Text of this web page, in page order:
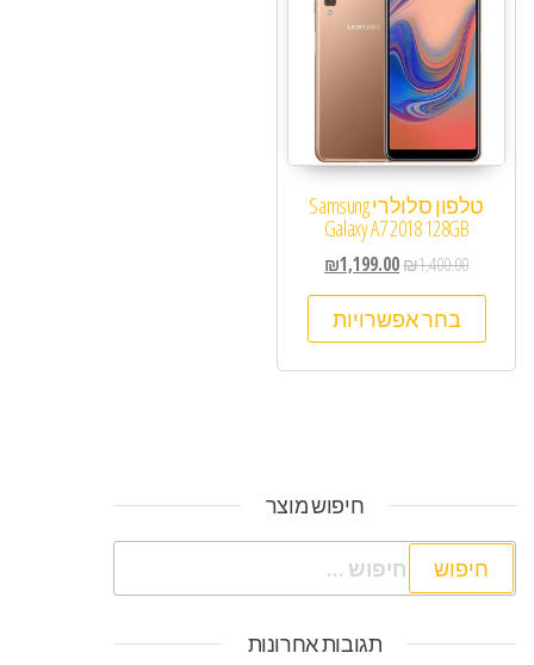
טלפון סלולרי Samsung
Galaxy A7 2018 128GB
₪1,400.00
₪1,199.00
בחר אפשרויות
חיפוש מוצר
חיפוש:
תגובות אחרונות